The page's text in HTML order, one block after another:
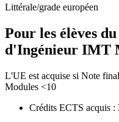
Littérale/grade européen
Pour les élèves
d'Ingénieur IMT
L'UE est acquise si Note
Modules <10
Crédits ECTS acquis :